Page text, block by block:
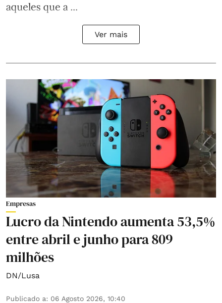
aqueles que a ...
Ver mais
Empresas
Lucro da Nintendo aumenta 53,5%
entre abril e junho para 809
milhões
DN/Lusa
Publicado a: 06 Agosto 2026, 10:40